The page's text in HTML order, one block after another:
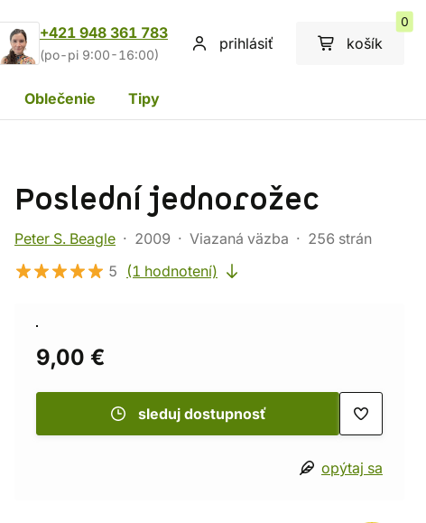
+421 948 361 783
(po-pi 9:00-16:00)
prihlásiť košík
0
Oblečenie Tipy
Poslední jednorožec
Peter S. Beagle 2009 Viazaná väzba
256 strán
5
(1 hodnotení)
9,00 €
sleduj dostupnosť
opýtaj sa